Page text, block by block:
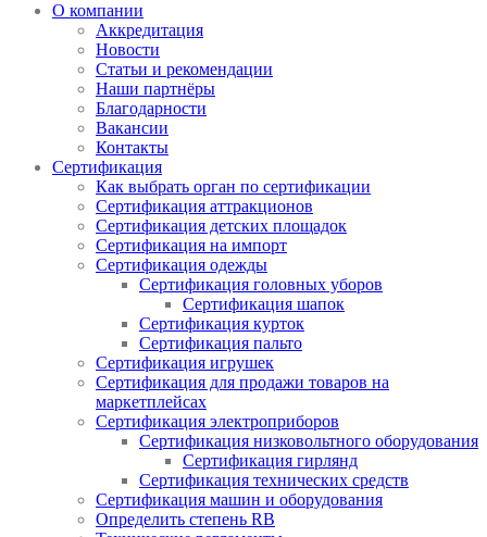
О компании
Аккредитация
Новости
Статьи и рекомендации
Наши партнёры
Благодарности
Вакансии
Контакты
Сертификация
Как выбрать орган по сертификации
Сертификация аттракционов
Сертификация детских площадок
Сертификация на импорт
Сертификация одежды
Сертификация головных уборов
Сертификация шапок
Сертификация курток
Сертификация пальто
Сертификация игрушек
Сертификация для продажи товаров на
маркетплейсах
Сертификация электроприборов
Сертификация низковольтного оборудования
Сертификация гирлянд
Сертификация технических средств
Сертификация машин и оборудования
Определить степень RB